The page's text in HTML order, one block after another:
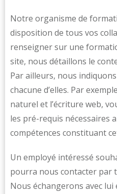
Notre organisme de
disposition de tous vos
renseigner sur une
site, nous détaillons le
Par ailleurs, nous
chacune d’elles. Par
naturel et l’écriture web,
les pré-requis nécessaires
compétences constituant
Un employé intéressé
pourra nous contacter par
Nous échangerons avec